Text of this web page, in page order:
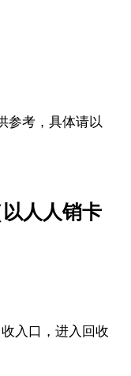
参考，具体请以
人人销卡
入口，进入回收